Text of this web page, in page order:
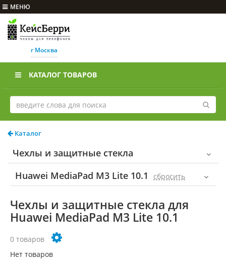
МЕНЮ
г Москва
КАТАЛОГ ТОВАРОВ
Каталог
Чехлы и защитные стекла
Huawei MediaPad M3 Lite 10.1
cбросить
Чехлы и защитные стекла для
Huawei MediaPad M3 Lite 10.1
0 товаров
Нет товаров